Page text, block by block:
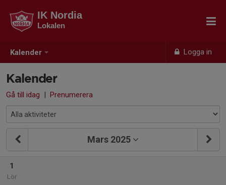
Kalender Logga in
IK Nordia
Lokalen
Kalender
Gå till idag | Prenumerera
Mars 2025
1
Lör